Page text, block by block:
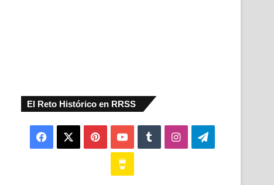
El Reto Histórico en RRSS
Facebook PinterestYouTubeTumblrInstagramTelegram